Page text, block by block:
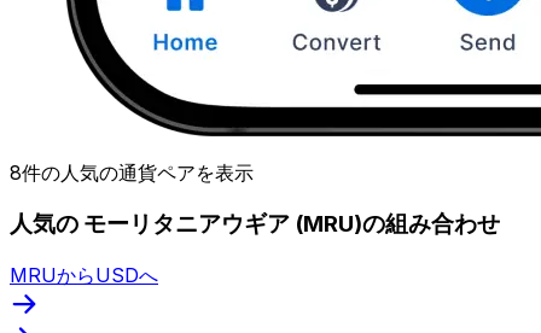
8件の人気の通貨ペアを表示
人気の モーリタニアウギア (MRU)の組み合わせ
MRUからUSDへ